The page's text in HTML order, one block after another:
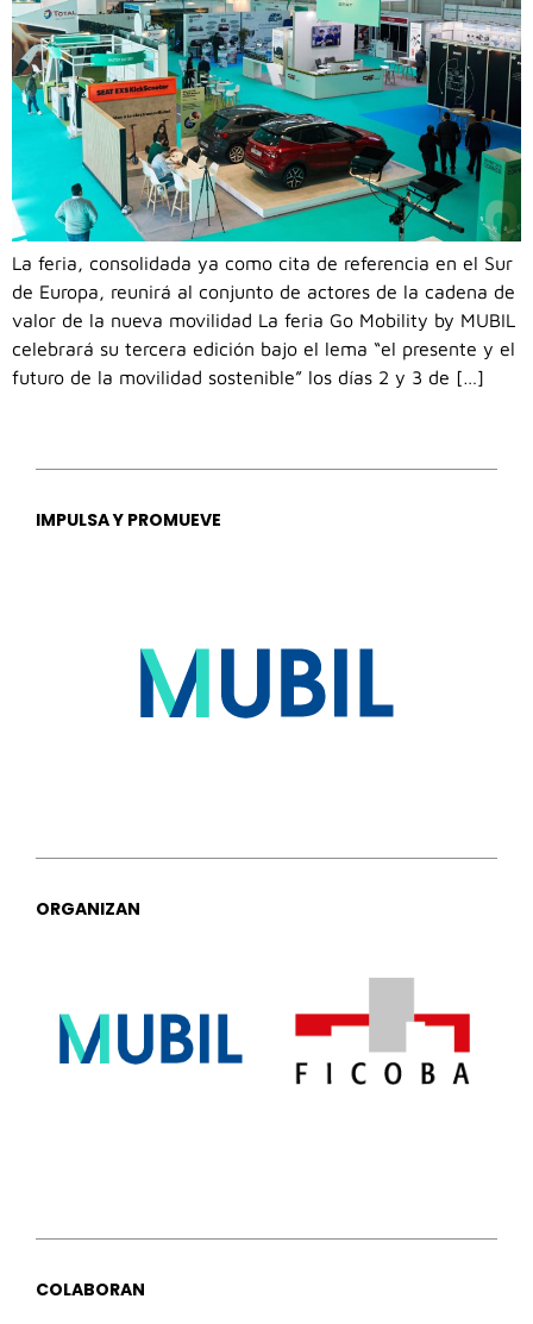
La feria, consolidada ya como cita de referencia en el Sur
de Europa, reunirá al conjunto de actores de la cadena de
valor de la nueva movilidad La feria Go Mobility by MUBIL
celebrará su tercera edición bajo el lema “el presente y el
futuro de la movilidad sostenible” los días 2 y 3 de […]
IMPULSA Y PROMUEVE
ORGANIZAN
COLABORAN